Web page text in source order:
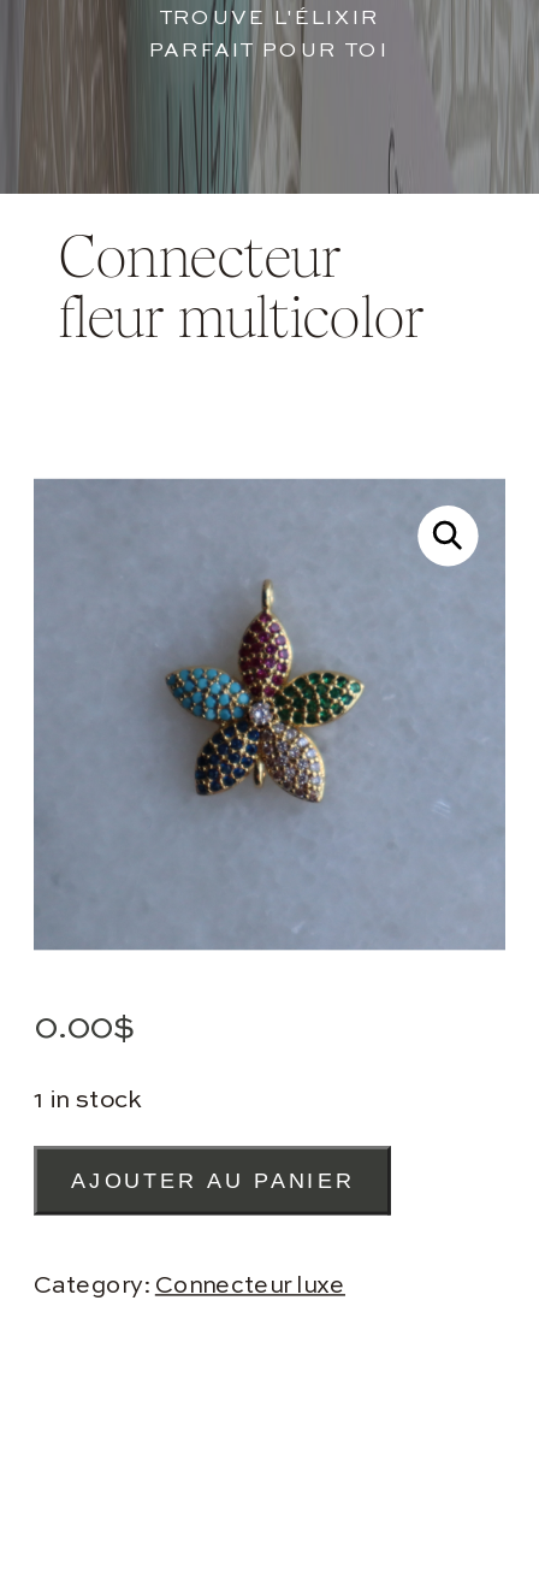
TROUVE L'ÉLIXIR
PARFAIT POUR TOI
0.00$
1 in stock
FLEUR
MULTICOLOR
AJOUTER AU PANIER
Category: Connecteur luxe
Connecteur
fleur multicolor